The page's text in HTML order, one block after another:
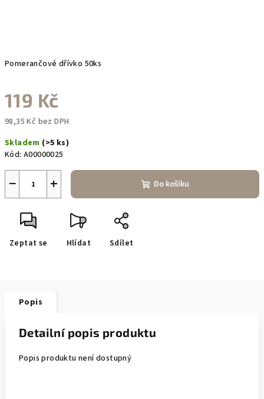
Pomerančové dřívko 50ks
119 Kč
98,35 Kč bez DPH
cena:
Skladem (>5 ks)
Kód: A00000025
+
− Do košíku
Zeptat se Hlídat Sdílet
Popis
Detailní popis produktu
Popis produktu není dostupný